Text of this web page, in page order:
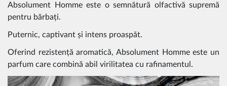
Absolument Homme este o semnătură olfactivă supremă
pentru bărbați.
Puternic, captivant și intens proaspăt.
Oferind rezistență aromatică, Absolument Homme este un
parfum care combină abil virilitatea cu rafinamentul.